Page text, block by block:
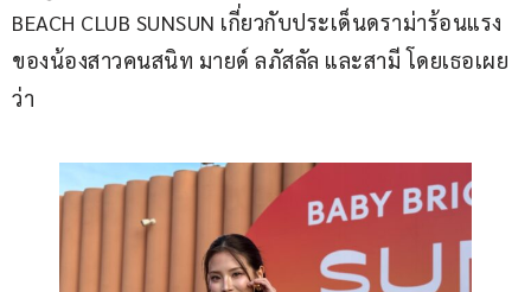
BEACH CLUB SUNSUN เกี่ยวกับประเด็นดราม่าร้อนแรง
ของน้องสาวคนสนิท มายด์ ลภัสลัล และสามี โดยเธอเผย
ว่า